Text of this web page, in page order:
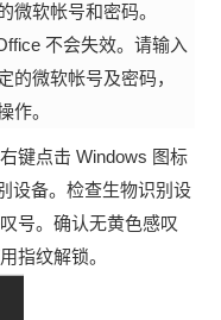
微软帐号和密码。
不会失效。请输入
的微软帐号及密码，
作。
键点击 Windows 图标
设备。检查生物识别设
号。确认无黄色感叹
指纹解锁。